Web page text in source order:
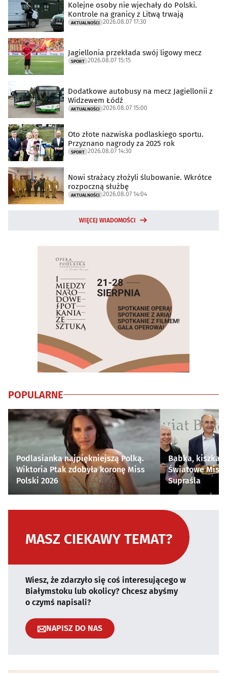
Kolejne osoby nie wjechały do Polski.
Kontrole na granicy z Litwą trwają
AKTUALNOŚCI 2026.08.07 17:30
Jagiellonia przekłada swój ligowy mecz
SPORT 2026.08.07 15:15
Dodatkowe autobusy na mecz Jagiellonii z
Widzewem Łódź
AKTUALNOŚCI 2026.08.07 15:00
Oto złote nazwiska podlaskiego sportu.
Przyznano nagrody za 2025 rok
SPORT 2026.08.07 14:30
Nowi strażacy złożyli ślubowanie. Wkrótce
rozpoczną służbę
AKTUALNOŚCI 2026.08.07 14:04
WIĘCEJ WIADOMOŚCI
POPULARNE
Podlasianka najpiękniejszą Polką.
Wiktoria Ptak zdobyła koronę Miss
Polski 2026
Babka, kiszka i
Światowe
Supraśla
MASZ CIEKAWY TEMAT?
Wiesz, że zdarzyło się coś interesującego w
Białymstoku lub okolicy? Chcesz abyśmy
o czymś napisali?
NAPISZ DO NAS